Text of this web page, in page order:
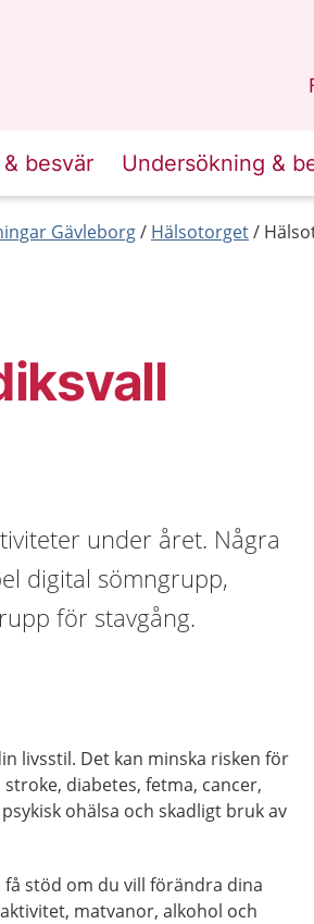
besvär Undersökning &
Gävleborg Hälsotorget
under året. Några
digital sömngrupp,
för stavgång.
livsstil. Det kan minska risken för
diabetes, fetma, cancer,
ohälsa och skadligt bruk av
stöd om du vill förändra dina
matvanor, alkohol och